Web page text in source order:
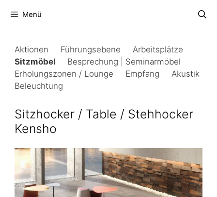
Inhalt Menü
Aktionen Führungsebene
Arbeitsplätze
Sitzmöbel
Besprechung | Seminarmöbel
Erholungszonen / Lounge
Empfang
Akustik
Beleuchtung
Sitzhocker / Table / Stehhocker
Kensho